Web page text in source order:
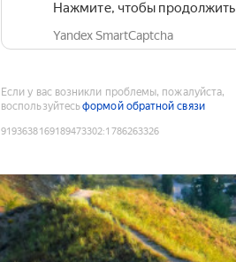
Нажмите, чтобы продолжить
Yandex SmartCaptcha
Если у вас возникли проблемы, пожалуйста,
воспользуйтесьформой обратной связи
9193638169189473302:1786263326